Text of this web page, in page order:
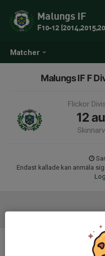
Matcher
Malungs IF
F10-12
Malungs IF F
Flickor
12
Endast kallade kan anmäla
Ingen